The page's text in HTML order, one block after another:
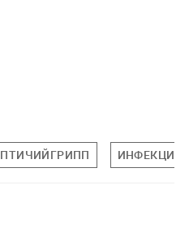
ПТИЧИЙГРИПП ИНФЕКЦИИ